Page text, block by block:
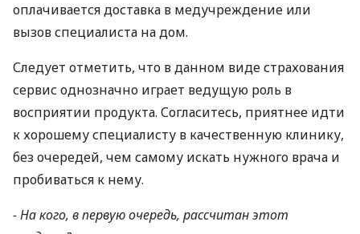
оплачивается доставка в медучреждение или
вызов специалиста на дом.
Следует отметить, что в данном виде страхования
сервис однозначно играет ведущую роль в
восприятии продукта. Согласитесь, приятнее идти
к хорошему специалисту в качественную клинику,
без очередей, чем самому искать нужного врача и
пробиваться к нему.
- На кого, в первую очередь, рассчитан этот